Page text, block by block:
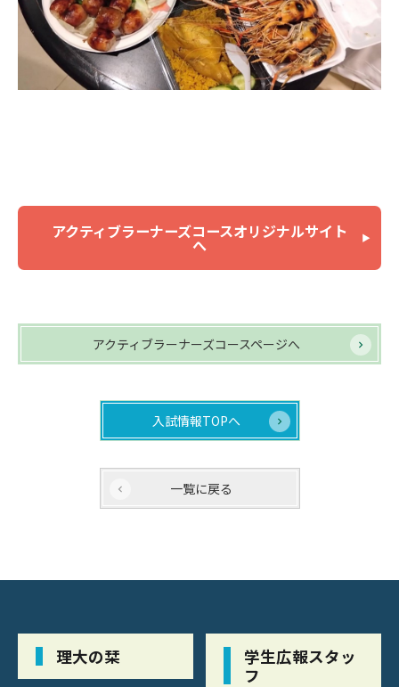
アクティブラーナーズコースオリジナルサイト
へ
アクティブラーナーズコースページへ
入試情報TOPへ
一覧に戻る
理大の栞
学生広報スタッ
フ